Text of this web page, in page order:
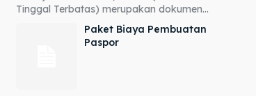
Tinggal Terbatas) merupakan dokumen...
Paket Biaya Pembuatan
Paspor